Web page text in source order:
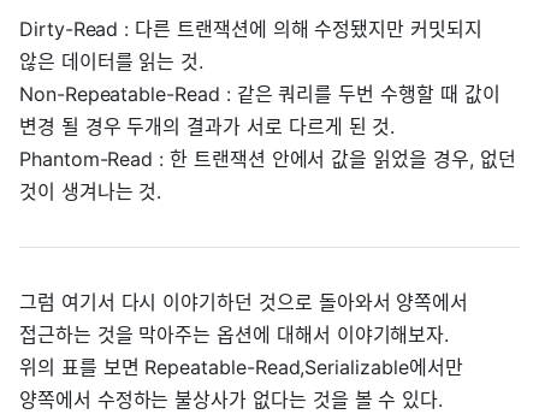
Dirty-Read : 다른 트랜잭션에 의해 수정됐지만 커밋되지
않은 데이터를 읽는 것.
Non-Repeatable-Read : 같은 쿼리를 두번 수행할 때 값이
변경 될 경우 두개의 결과가 서로 다르게 된 것.
Phantom-Read : 한 트랜잭션 안에서 값을 읽었을 경우, 없던
것이 생겨나는 것.
그럼 여기서 다시 이야기하던 것으로 돌아와서 양쪽에서
접근하는 것을 막아주는 옵션에 대해서 이야기해보자.
위의 표를 보면 Repeatable-Read,Serializable에서만
양쪽에서 수정하는 불상사가 없다는 것을 볼 수 있다.